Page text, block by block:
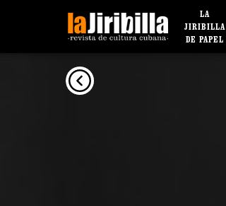
LA
JIRIBILLA
DE PAPEL